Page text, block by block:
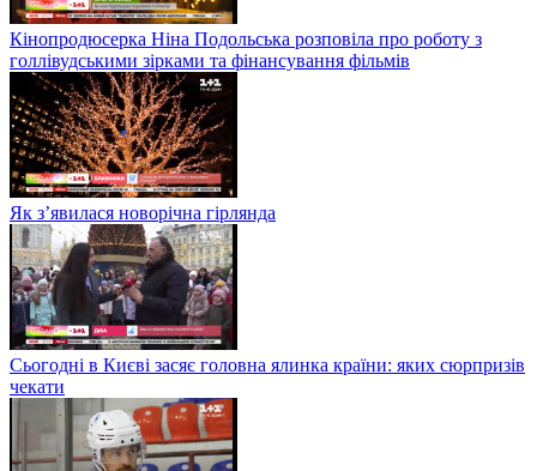
Кінопродюсерка Ніна Подольська розповіла про роботу з
голлівудськими зірками та фінансування фільмів
Як з’явилася новорічна гірлянда
Сьогодні в Києві засяє головна ялинка країни: яких сюрпризів
чекати